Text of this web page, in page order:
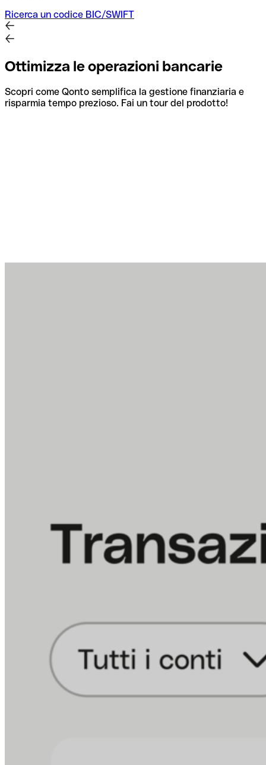
Ricerca un codice BIC/SWIFT
Ottimizza le operazioni bancarie
Scopri come Qonto semplifica la gestione finanziaria e
risparmia tempo prezioso. Fai un tour del prodotto!